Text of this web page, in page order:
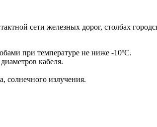
сети железных дорог, столбах
при температуре не ниже -10ºC.
кабеля.
солнечного излучения.